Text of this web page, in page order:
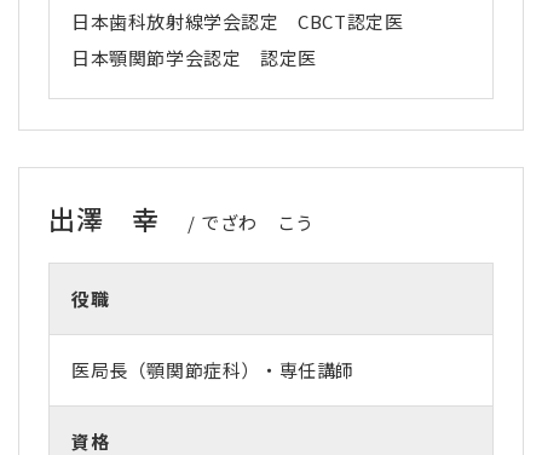
日本歯科放射線学会認定 CBCT認定医
日本顎関節学会認定 認定医
出澤 幸 でざわ こう
役職
医局長（顎関節症科）・専任講師
資格